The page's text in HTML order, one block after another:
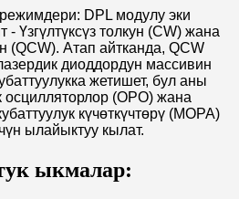
DPL модулу эки
Үзгүлтүксүз толкун (CW) жана
(QCW). Атап айтканда, QCW
диоддордун массивин
жетишет, бул аны
(OPO) жана
күчөткүчтөрү (MOPA)
ылайыктуу кылат.
ыкмалар: